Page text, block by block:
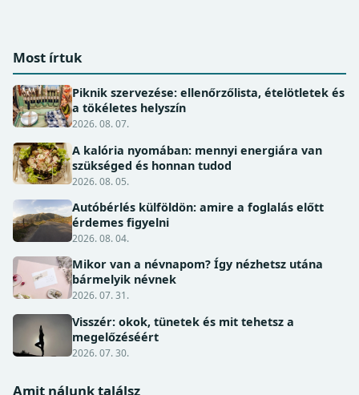
Most írtuk
Piknik szervezése: ellenőrzőlista, ételötletek és
a tökéletes helyszín
2026. 08. 07.
A kalória nyomában: mennyi energiára van
szükséged és honnan tudod
2026. 08. 05.
Autóbérlés külföldön: amire a foglalás előtt
érdemes figyelni
2026. 08. 04.
Mikor van a névnapom? Így nézhetsz utána
bármelyik névnek
2026. 07. 31.
Visszér: okok, tünetek és mit tehetsz a
megelőzéséért
2026. 07. 30.
Amit nálunk találsz